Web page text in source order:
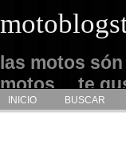
las motos
motos… te
admirarlas…
INICIO BUSCAR